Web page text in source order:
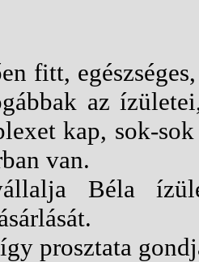
fitt,
az
kap, sok-
van.
Béla
prosztata